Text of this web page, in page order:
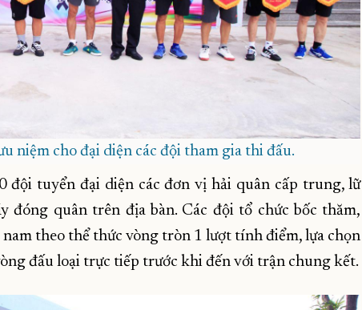
niệm cho đại diện các đội tham gia thi đấu.
đội tuyển đại diện các đơn vị hải quân cấp trung, lữ
đóng quân trên địa bàn. Các đội tổ chức bốc thăm,
theo thể thức vòng tròn 1 lượt tính điểm, lựa chọn
đấu loại trực tiếp trước khi đến với trận chung kết.